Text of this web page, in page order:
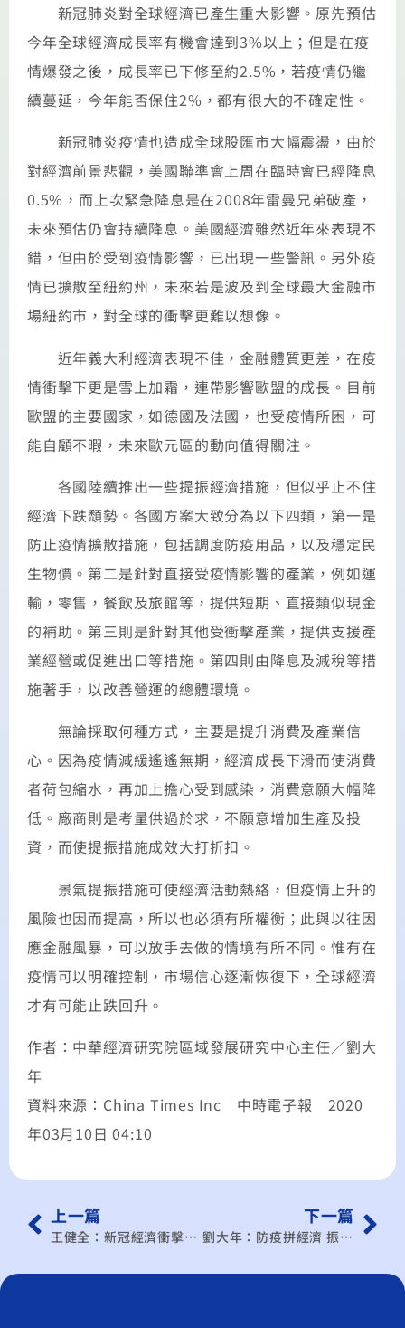
新冠肺炎對全球經濟已產生重大影響。原先預估
今年全球經濟成長率有機會達到3%以上；但是在疫
情爆發之後，成長率已下修至約2.5%，若疫情仍繼
續蔓延，今年能否保住2%，都有很大的不確定性。
新冠肺炎疫情也造成全球股匯市大幅震盪，由於
對經濟前景悲觀，美國聯準會上周在臨時會已經降息
0.5%，而上次緊急降息是在2008年雷曼兄弟破產，
未來預估仍會持續降息。美國經濟雖然近年來表現不
錯，但由於受到疫情影響，已出現一些警訊。另外疫
情已擴散至紐約州，未來若是波及到全球最大金融市
場紐約市，對全球的衝擊更難以想像。
近年義大利經濟表現不佳，金融體質更差，在疫
情衝擊下更是雪上加霜，連帶影響歐盟的成長。目前
歐盟的主要國家，如德國及法國，也受疫情所困，可
能自顧不暇，未來歐元區的動向值得關注。
各國陸續推出一些提振經濟措施，但似乎止不住
經濟下跌頹勢。各國方案大致分為以下四類，第一是
防止疫情擴散措施，包括調度防疫用品，以及穩定民
生物價。第二是針對直接受疫情影響的產業，例如運
輸，零售，餐飲及旅館等，提供短期、直接類似現金
的補助。第三則是針對其他受衝擊產業，提供支援產
業經營或促進出口等措施。第四則由降息及減稅等措
施著手，以改善營運的總體環境。
無論採取何種方式，主要是提升消費及產業信
心。因為疫情減緩遙遙無期，經濟成長下滑而使消費
者荷包縮水，再加上擔心受到感染，消費意願大幅降
低。廠商則是考量供過於求，不願意增加生產及投
資，而使提振措施成效大打折扣。
景氣提振措施可使經濟活動熱絡，但疫情上升的
風險也因而提高，所以也必須有所權衡；此與以往因
應金融風暴，可以放手去做的情境有所不同。惟有在
疫情可以明確控制，市場信心逐漸恢復下，全球經濟
才有可能止跌回升。
作者：中華經濟研究院區域發展研究中心主任／劉大
年
資料來源：China Times Inc 中時電子報 2020
年03月10日 04:10
上一篇
王健全：新冠經濟衝擊遠超SARS 政府紓困還有哪些方法？
下一篇
劉大年：防疫拼經濟 振興券如何發揮效用？